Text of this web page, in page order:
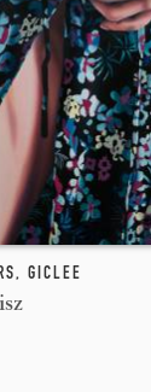
, GICLEE